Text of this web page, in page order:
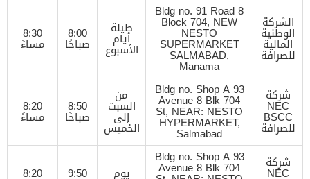
الشركة
الوطنية
المالية
للصرافة
Bldg no. 91 Road 8
Block 704, NEW
NESTO
SUPERMARKET
SALMABAD,
Manama
طيلة
أيام
الأسبوع
8:00
صباحًا
8:30
مساءً
شركة
NEC
BSCC
للصرافة
Bldg no. Shop A 93
Avenue 8 Blk 704
St, NEAR: NESTO
HYPERMARKET,
Salmabad
من
السبت
إلى
الخميس
8:50
صباحًا
8:20
مساءً
شركة
NEC
Bldg no. Shop A 93
Avenue 8 Blk 704 يوم 9:50
8:20